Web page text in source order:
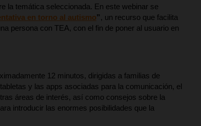
la temática seleccionada. En este webinar se
en torno al autismo” , un recurso que facilita
persona con TEA, con el fin de poner al usuario en
12 minutos, dirigidas a familias de
y las apps asociadas para la comunicación, el
áreas de interés, así como consejos sobre la
introducir las enormes posibilidades que la